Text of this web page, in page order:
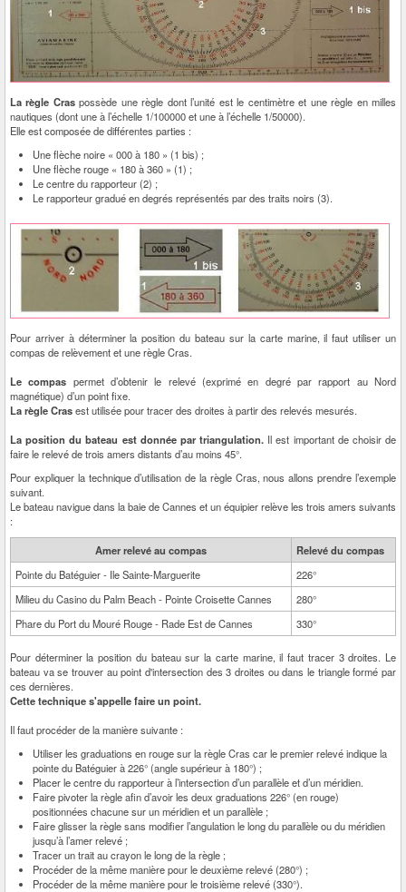
La règle Craspossède une règle dont l’unité est le centimètre et une règle en milles
nautiques (dont une à l’échelle 1/100000 et une à l’échelle 1/50000).
Elle est composée de différentes parties :
Une flèche noire « 000 à 180 » (1 bis) ;
Une flèche rouge « 180 à 360 » (1) ;
Le centre du rapporteur (2) ;
Le rapporteur gradué en degrés représentés par des traits noirs (3).
Pour arriver à déterminer la position du bateau sur la carte marine, il faut utiliser un
compas de relèvement et une règle Cras.
Le compas permet d’obtenir le relevé (exprimé en degré par rapport au Nord
magnétique) d’un point fixe.
La règle Crasest utilisée pour tracer des droites à partir des relevés mesurés.
La position du bateau est donnée par triangulation. Il est important de choisir de
faire le relevé de trois amers distants d’au moins 45°.
Pour expliquer la technique d’utilisation de la règle Cras, nous allons prendre l’exemple
suivant.
Le bateau navigue dans la baie de Cannes et un équipier relève les trois amers suivants
:
Amer relevé au compas
Relevé du compas
Pointe du Batéguier - Ile Sainte-Marguerite
226°
Milieu du Casino du Palm Beach - Pointe Croisette Cannes
280°
Phare du Port du Mouré Rouge - Rade Est de Cannes
330°
Pour déterminer la position du bateau sur la carte marine, il faut tracer 3 droites. Le
bateau va se trouver au point d'intersection des 3 droites ou dans le triangle formé par
ces dernières.
Cette technique s'appelle faire un point.
Il faut procéder de la manière suivante :
Utiliser les graduations en rouge sur la règle Cras car le premier relevé indique la
pointe du Batéguier à 226° (angle supérieur à 180°) ;
Placer le centre du rapporteur à l’intersection d’un parallèle et d’un méridien.
Faire pivoter la règle afin d’avoir les deux graduations 226° (en rouge)
positionnées chacune sur un méridien et un parallèle ;
Faire glisser la règle sans modifier l’angulation le long du parallèle ou du méridien
jusqu’à l’amer relevé ;
Tracer un trait au crayon le long de la règle ;
Procéder de la même manière pour le deuxième relevé (280°) ;
Procéder de la même manière pour le troisième relevé (330°).